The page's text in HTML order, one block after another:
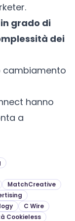
grado di
dei
cambiamento
hanno
a
MatchCreative
C Wire
Cookieless